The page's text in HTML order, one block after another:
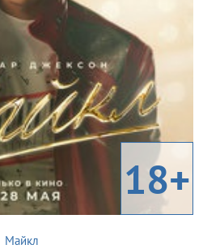
18+
Майкл